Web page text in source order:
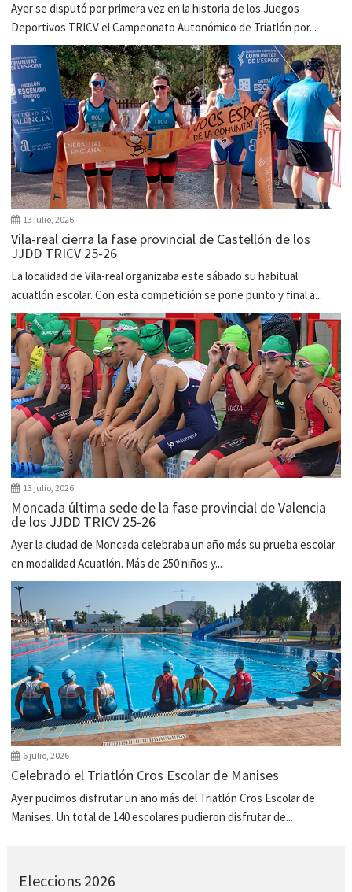
Ayer se disputó por primera vez en la historia de los Juegos
Deportivos TRICV el Campeonato Autonómico de Triatlón por...
13 julio, 2026
Vila-real cierra la fase provincial de Castellón de los
JJDD TRICV 25-26
La localidad de Vila-real organizaba este sábado su habitual
acuatlón escolar. Con esta competición se pone punto y final a...
13 julio, 2026
Moncada última sede de la fase provincial de Valencia
de los JJDD TRICV 25-26
Ayer la ciudad de Moncada celebraba un año más su prueba escolar
en modalidad Acuatlón. Más de 250 niños y...
6 julio, 2026
Celebrado el Triatlón Cros Escolar de Manises
Ayer pudimos disfrutar un año más del Triatlón Cros Escolar de
Manises. Un total de 140 escolares pudieron disfrutar de...
Eleccions 2026